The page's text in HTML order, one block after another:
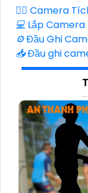
🧛‍♀️ Camera
💻 Lắp Camera
⚙️Đầu Ghi
📥Đầu ghi